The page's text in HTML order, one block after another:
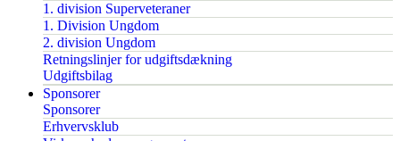
1. division Superveteraner
1. Division Ungdom
2. division Ungdom
Retningslinjer for udgiftsdækning
Udgiftsbilag
Sponsorer
Sponsorer
Erhvervsklub